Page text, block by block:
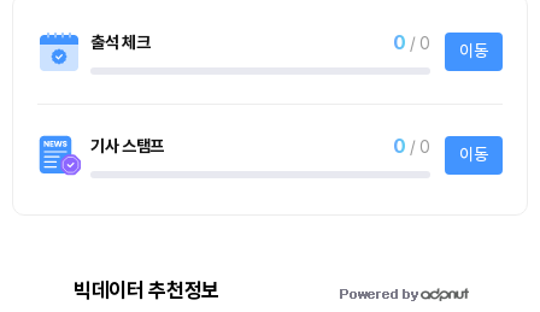
출석 체크 0 / 0 이동
기사 스탬프 0 / 0 이동
빅데이터 추천정보